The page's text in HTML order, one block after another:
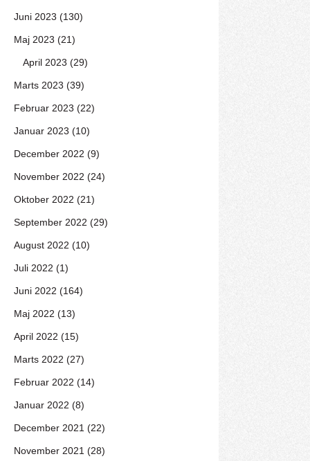
Juni 2023 (130)
Maj 2023 (21)
April 2023 (29)
Marts 2023 (39)
Februar 2023 (22)
Januar 2023 (10)
December 2022 (9)
November 2022 (24)
Oktober 2022 (21)
September 2022 (29)
August 2022 (10)
Juli 2022 (1)
Juni 2022 (164)
Maj 2022 (13)
April 2022 (15)
Marts 2022 (27)
Februar 2022 (14)
Januar 2022 (8)
December 2021 (22)
November 2021 (28)